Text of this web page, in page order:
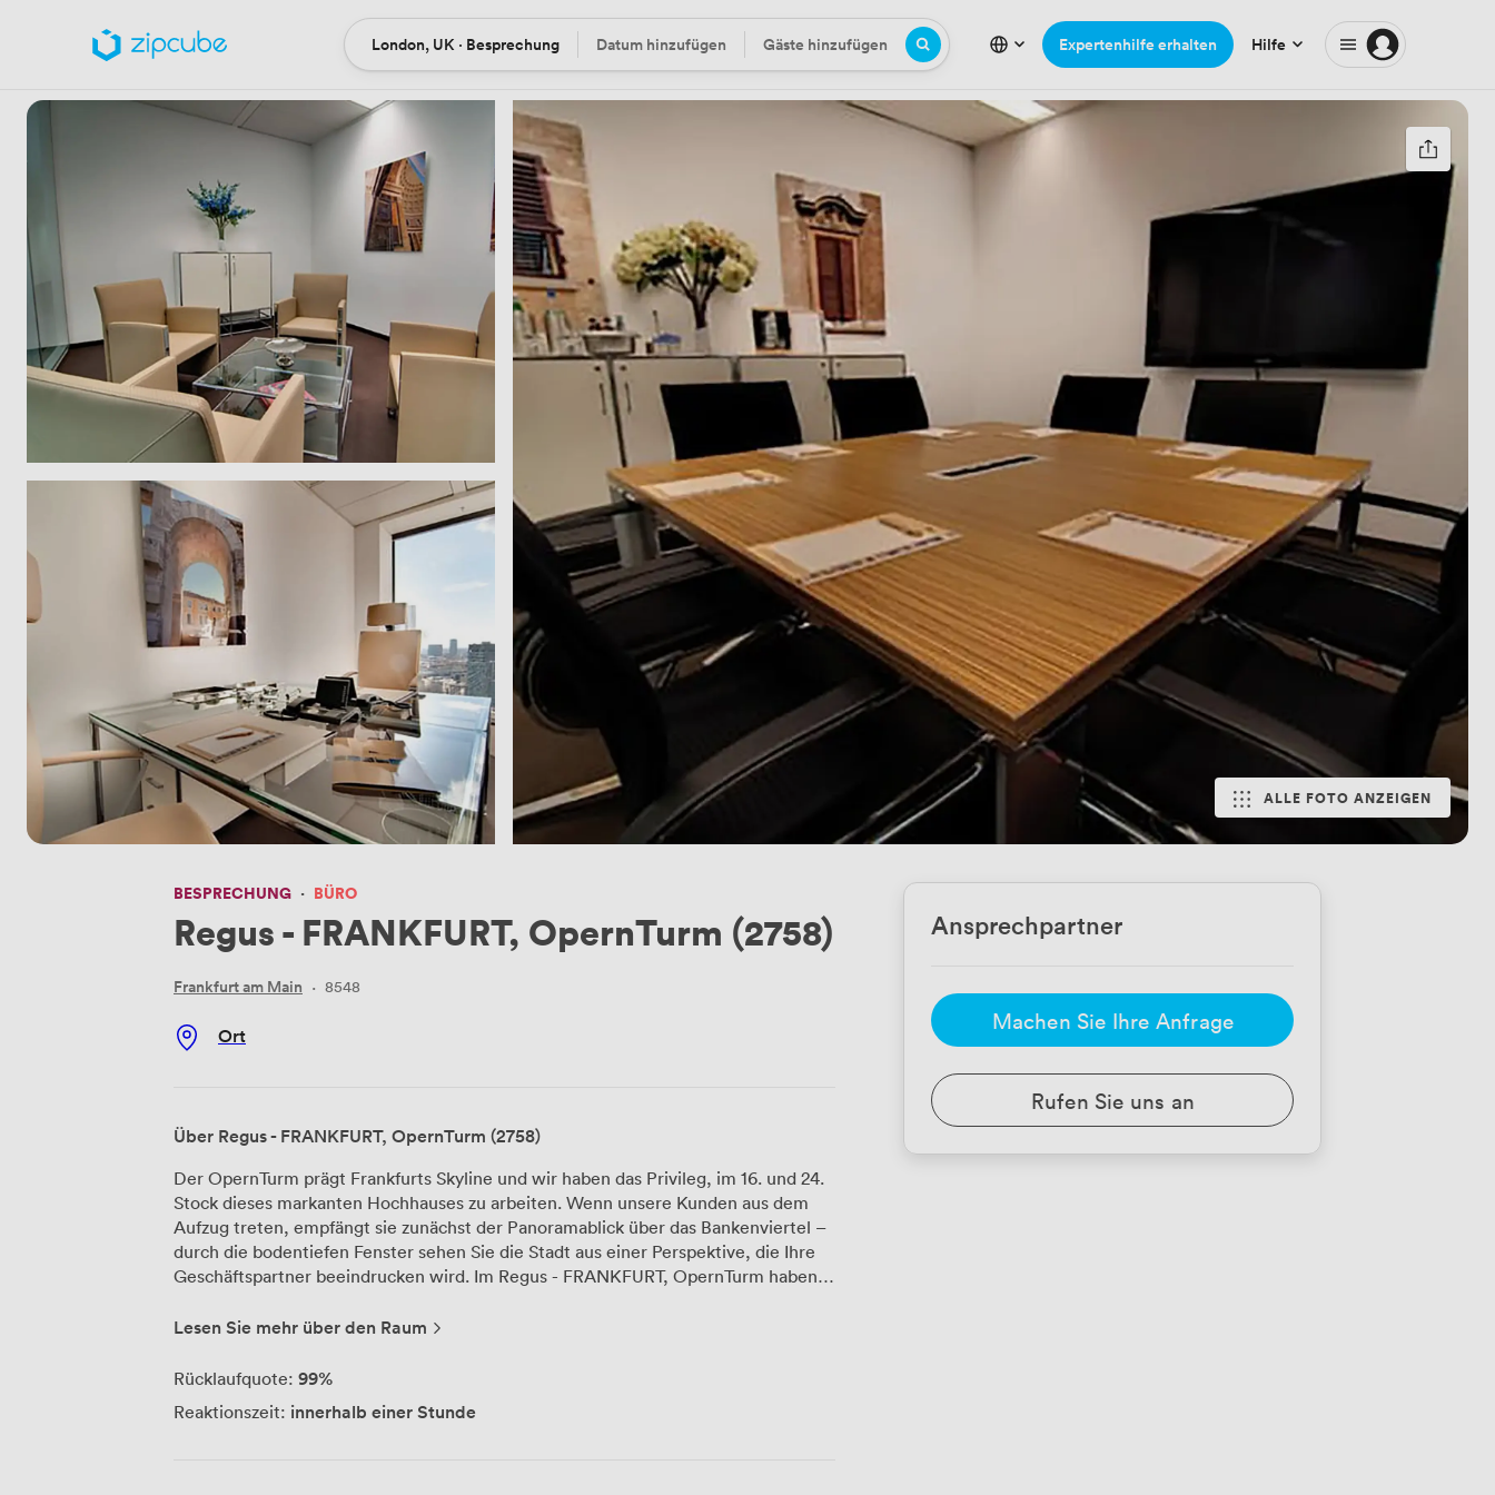
OrtLondon, UK · Besprechung Datum
Datum hinzufügen Gäste
Gäste hinzufügen Expertenhilfe erhalten Hilfe
ALLE FOTO ANZEIGEN
BESPRECHUNG · BÜRO
Regus - FRANKFURT, OpernTurm (2758)
Frankfurt am Main · 8548
Ort
Über Regus - FRANKFURT, OpernTurm (2758)
Der OpernTurm prägt Frankfurts Skyline und wir haben das Privileg, im 16. und 24.
Stock dieses markanten Hochhauses zu arbeiten. Wenn unsere Kunden aus dem
Aufzug treten, empfängt sie zunächst der Panoramablick über das Bankenviertel –
durch die bodentiefen Fenster sehen Sie die Stadt aus einer Perspektive, die Ihre
Geschäftspartner beeindrucken wird. Im Regus - FRANKFURT, OpernTurm haben
anpassen. Unsere vollständig möblierten Büros eignen sich perfekt für
Austausch mit anderen Unternehmern fördern. Für Ihre Seminare, Präsentationen
moderner Präsentationstechnik ausgestattet haben. Auch Interviews führen viele
Lesen Sie mehr über den Raum
Rücklaufquote: 99%
Reaktionszeit: innerhalb einer Stunde
Ansprechpartner
Machen Sie Ihre Anfrage
Rufen Sie uns an